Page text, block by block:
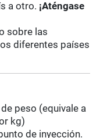
a otro. ¡Aténgase
sobre las
diferentes países
peso (equivale a
kg)
de inyección.